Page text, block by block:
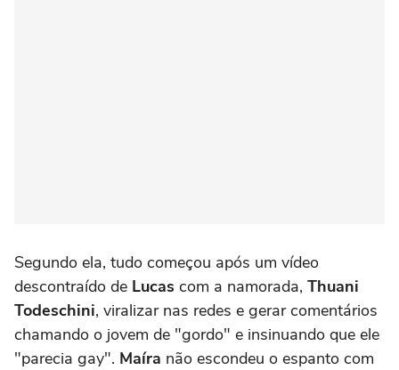
Segundo ela, tudo começou após um vídeo
descontraído de Lucas com a namorada, Thuani
Todeschini, viralizar nas redes e gerar comentários
chamando o jovem de "gordo" e insinuando que ele
"parecia gay". Maíra não escondeu o espanto com